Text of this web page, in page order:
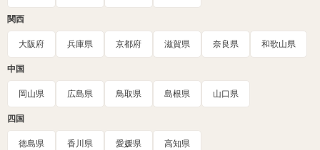
関西
大阪府 兵庫県 京都府 滋賀県 奈良県 和歌山県
中国
岡山県 広島県 鳥取県 島根県 山口県
四国
徳島県 香川県 愛媛県 高知県